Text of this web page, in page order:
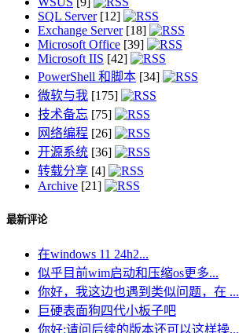
SQL Server[12]
Exchange Server[18]
Microsoft Office [39]
Microsoft IIS [42]
PowerShell 和脚本 [34]
微软与我 [175]
技术备忘 [75]
网络编程 [26]
开源系统 [36]
转载分享 [4]
Archive [21]
最新评论
在windows 11 24h2...
似乎目前wim启动和压缩os更多...
你好，我这边也遇到类似问题，在 ...
巨硬表面狗四代小板子吧
你好:请问后续的版本还可以这样操...